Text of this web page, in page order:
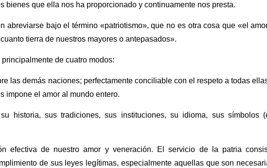
bienes que ella nos ha proporcionado y continuamente nos presta.
abreviarse bajo el término «patriotismo», que no es otra cosa que «el
tierra de nuestros mayores o antepasados».
de cuatro modos:
las demás naciones; perfectamente conciliable con el respeto a todas
impone el amor al mundo entero.
historia, sus tradiciones, sus instituciones, su idioma, sus símbolos
efectiva de nuestro amor y veneración. El servicio de la patria
de sus leyes legítimas, especialmente aquellas que son